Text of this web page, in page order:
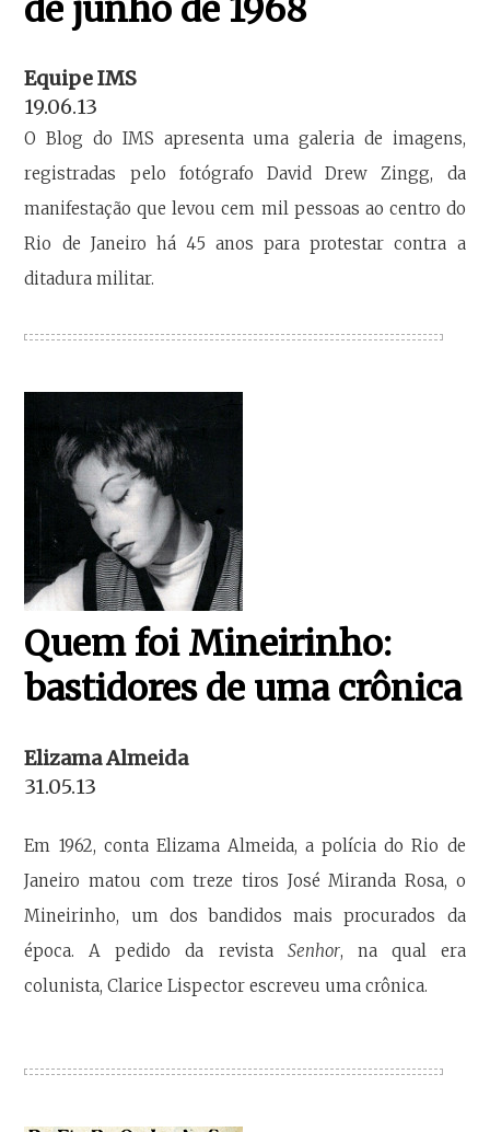
de junho de 1968
Equipe IMS
19.06.13
O Blog do IMS apresenta uma galeria de imagens,
registradas pelo fotógrafo David Drew Zingg, da
manifestação que levou cem mil pessoas ao centro do
Rio de Janeiro há 45 anos para protestar contra a
ditadura militar.
Quem foi Mineirinho:
bastidores de uma crônica
Elizama Almeida
31.05.13
Em 1962, conta Elizama Almeida, a polícia do Rio de
Janeiro matou com treze tiros José Miranda Rosa, o
Mineirinho, um dos bandidos mais procurados da
época. A pedido da revista Senhor, na qual era
colunista, Clarice Lispector escreveu uma crônica.